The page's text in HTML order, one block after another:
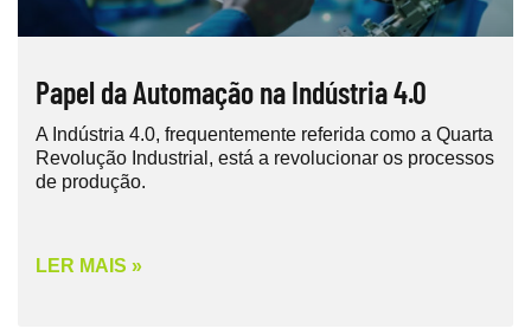
Papel da Automação na Indústria 4.0
A Indústria 4.0, frequentemente referida como a Quarta
Revolução Industrial, está a revolucionar os processos
de produção.
LER MAIS »